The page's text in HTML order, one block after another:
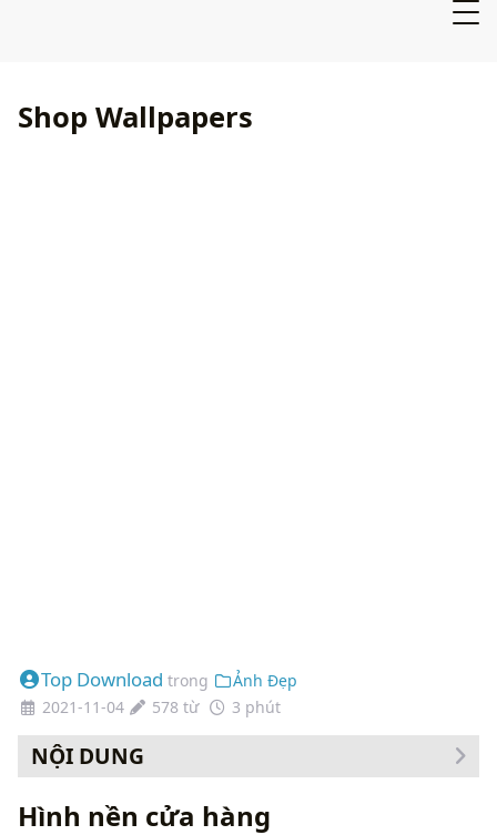
Shop Wallpapers
Top Download trong
Ảnh Đẹp
2021-11-04
578 từ 3 phút
NỘI DUNG
Hình nền cửa hàng